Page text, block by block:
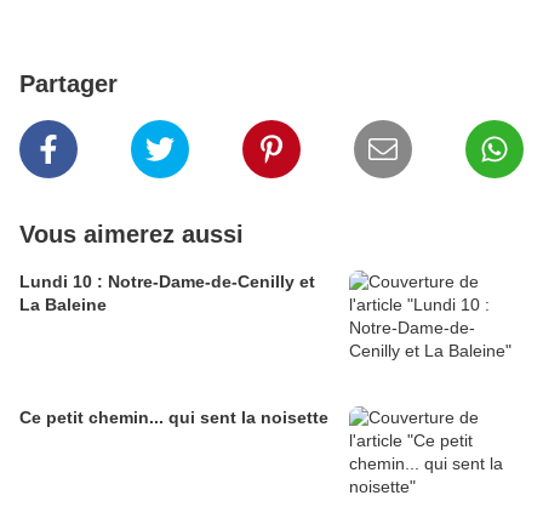
Partager
Vous aimerez aussi
Lundi 10 : Notre-Dame-de-Cenilly et
La Baleine
Ce petit chemin... qui sent la noisette